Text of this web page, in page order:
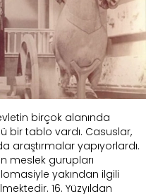
birçok alanında
bir tablo vardı. Casuslar,
araştırmalar yapıyorlardı.
meslek gurupları
yakından ilgili
16. Yüzyıldan